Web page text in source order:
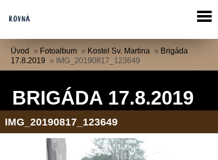
Úvod » Fotoalbum » Kostel Sv. Martina » Brigáda
17.8.2019
» IMG_20190817_123649
BRIGÁDA 17.8.2019
IMG_20190817_123649